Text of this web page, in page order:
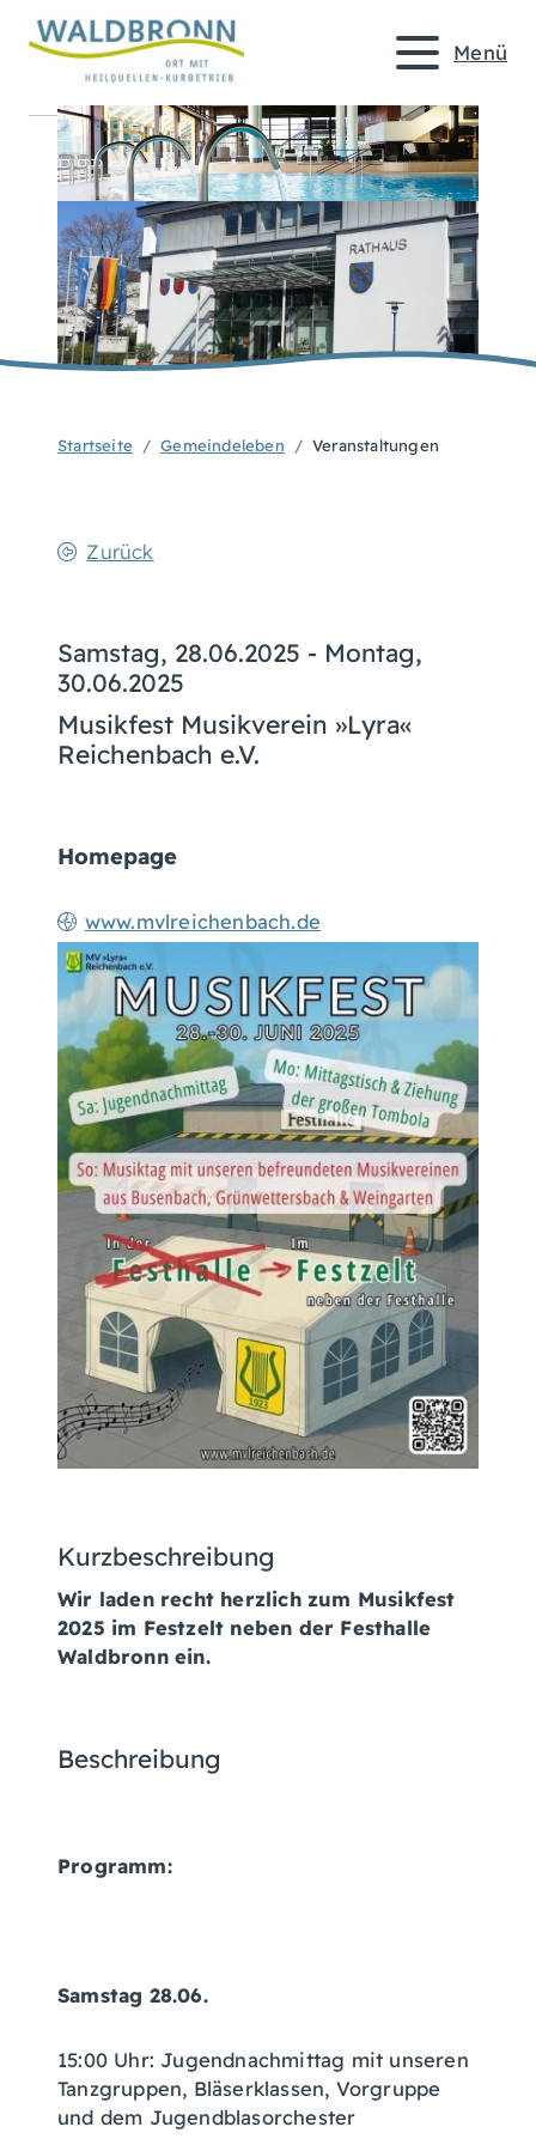
Menü
Startseite Gemeindeleben Veranstaltungen
Zurück
Samstag, 28.06.2025 - Montag,
30.06.2025
Musikfest Musikverein »Lyra«
Reichenbach e.V.
Homepage
www.mvlreichenbach.de
Kurzbeschreibung
Wir laden recht herzlich zum Musikfest
2025 im Festzelt neben der Festhalle
Waldbronn ein.
Beschreibung
Programm:
Samstag 28.06.
15:00 Uhr: Jugendnachmittag mit unseren
Tanzgruppen, Bläserklassen, Vorgruppe
und dem Jugendblasorchester